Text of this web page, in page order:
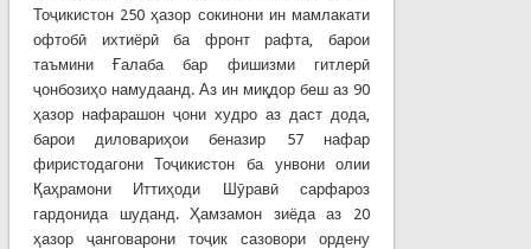
Тоҷикистон 250 ҳазор сокинони ин мамлакати
офтобӣ ихтиёрӣ ба фронт рафта, барои
таъмини Ғалаба бар фишизми гитлерӣ
ҷонбозиҳо намудаанд. Аз ин миқдор беш аз 90
ҳазор нафарашон ҷони худро аз даст дода,
барои диловариҳои беназир 57 нафар
фиристодагони Тоҷикистон ба унвони олии
Қаҳрамони Иттиҳоди Шӯравӣ сарфароз
гардонида шуданд. Ҳамзамон зиёда аз 20
ҳазор ҷанговарони тоҷик сазовори ордену